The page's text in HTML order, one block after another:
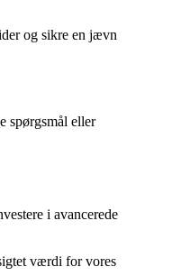
og sikre en jævn
spørgsmål eller
i avancerede
værdi for vores